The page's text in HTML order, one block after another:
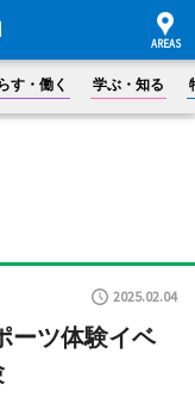
す・働く 学ぶ・知る
2025.02.04
ーツ体験イベ